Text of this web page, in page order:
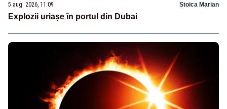
5 aug. 2026, 11:09 Stoica Marian
Explozii uriașe în portul din Dubai